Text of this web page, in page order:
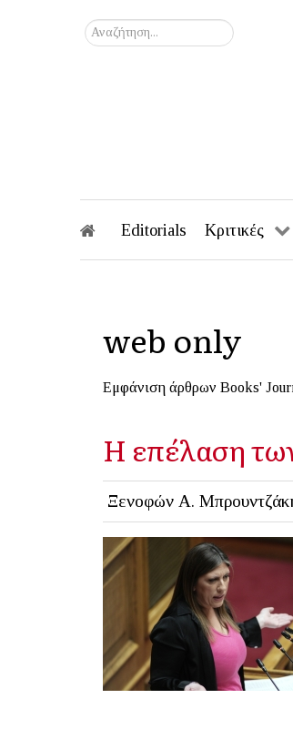
Αναζήτηση...
Editorials Κριτικές
web only
Εμφάνιση άρθρων Books'
Η επέλαση
Ξενοφών Α.